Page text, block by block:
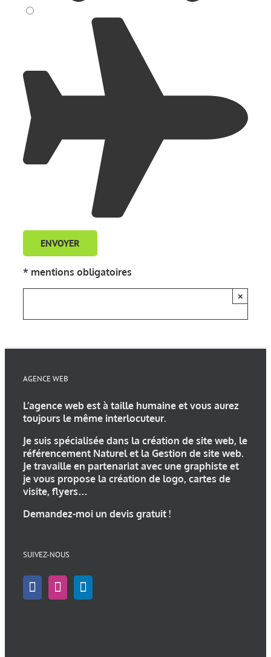
* mentions obligatoires
×
AGENCE WEB
L’agence web est à taille humaine et vous aurez
toujours le même interlocuteur.
Je suis spécialisée dans la création de site web, le
référencement Naturel et la Gestion de site web.
Je travaille en partenariat avec une graphiste et
je vous propose la création de logo, cartes de
visite, flyers…
Demandez-moi un devis gratuit !
SUIVEZ-NOUS